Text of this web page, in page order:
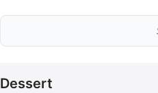
Dessert